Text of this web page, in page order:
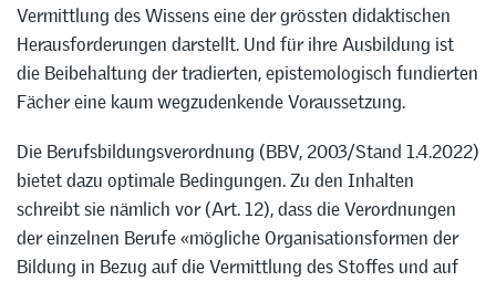
Vermittlung des Wissens eine der grössten didaktischen
Herausforderungen darstellt. Und für ihre Ausbildung ist
die Beibehaltung der tradierten, epistemologisch fundierten
Fächer eine kaum wegzudenkende Voraussetzung.
Die Berufsbildungsverordnung (BBV, 2003/Stand 1.4.2022)
bietet dazu optimale Bedingungen. Zu den Inhalten
schreibt sie nämlich vor (Art. 12), dass die Verordnungen
der einzelnen Berufe «mögliche Organisationsformen der
Bildung in Bezug auf die Vermittlung des Stoffes und auf